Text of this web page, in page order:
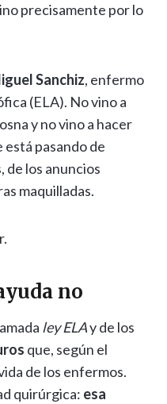
precisamente por lo
Sanchiz, enfermo
(ELA). No vino a
y no vino a hacer
pasando de
de los anuncios
maquilladas.
no
ley ELAy de los
que, según el
de los enfermos.
quirúrgica: esa